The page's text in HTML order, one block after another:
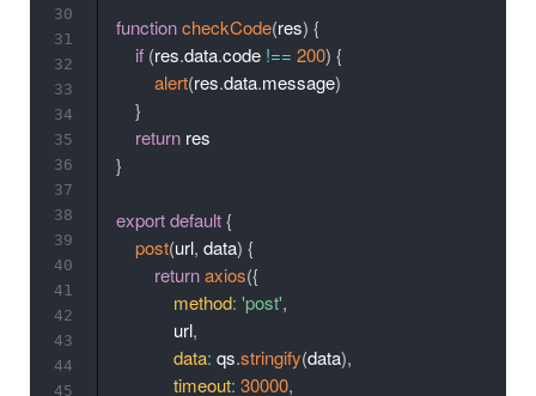
functioncheckCode(res) {
if (res.data.code !== 200) {
alert(res.data.message)
}
return
}
exportdefault{
post(url, data) {
returnaxios({
method: 'post',
            url
,
data: qs.stringify(data),
timeout: 30000,
30
31
32
33
34
35
36
37
38
39
40
41
42
43
44
45